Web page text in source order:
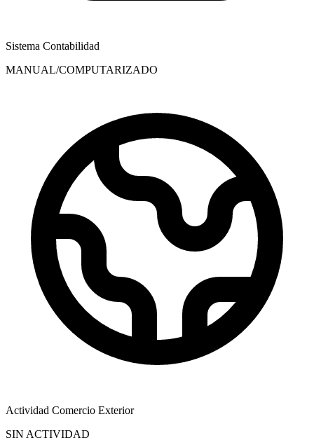
Sistema Contabilidad
MANUAL/COMPUTARIZADO
Actividad Comercio Exterior
SIN ACTIVIDAD